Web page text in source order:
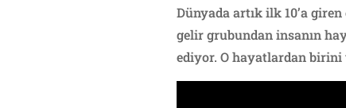
Dünyada artık ilk 10’a
gelir grubundan insanın
ediyor. O hayatlardan birini